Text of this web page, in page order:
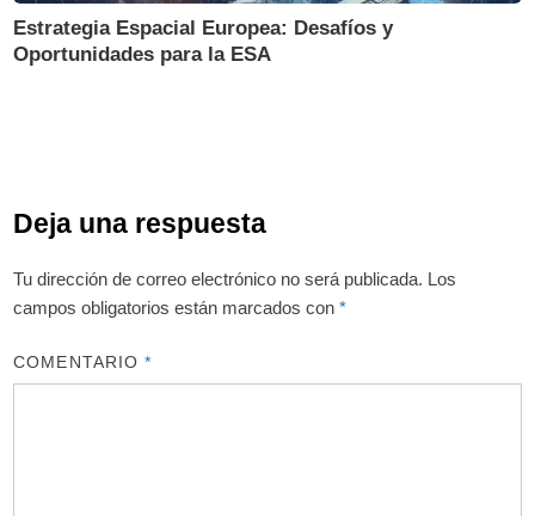
Estrategia Espacial Europea: Desafíos y
Oportunidades para la ESA
Deja una respuesta
Tu dirección de correo electrónico no será publicada. Los
campos obligatorios están marcados con*
COMENTARIO*